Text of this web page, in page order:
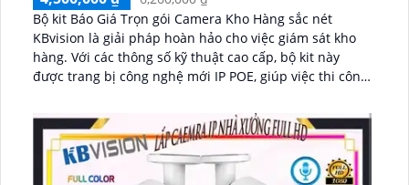
Bộ kit Báo Giá Trọn gói Camera Kho Hàng sắc nét
KBvision là giải pháp hoàn hảo cho việc giám sát kho
hàng. Với các thông số kỹ thuật cao cấp, bộ kit này
được trang bị công nghệ mới IP POE, giúp việc thi công